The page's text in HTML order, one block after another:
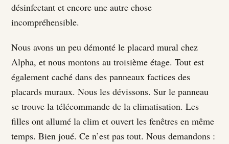
désinfectant et encore une autre chose
incompréhensible.
Nous avons un peu démonté le placard mural chez
Alpha, et nous montons au troisième étage. Tout est
également caché dans des panneaux factices des
placards muraux. Nous les dévissons. Sur le panneau
se trouve la télécommande de la climatisation. Les
filles ont allumé la clim et ouvert les fenêtres en même
temps. Bien joué. Ce n’est pas tout. Nous demandons :